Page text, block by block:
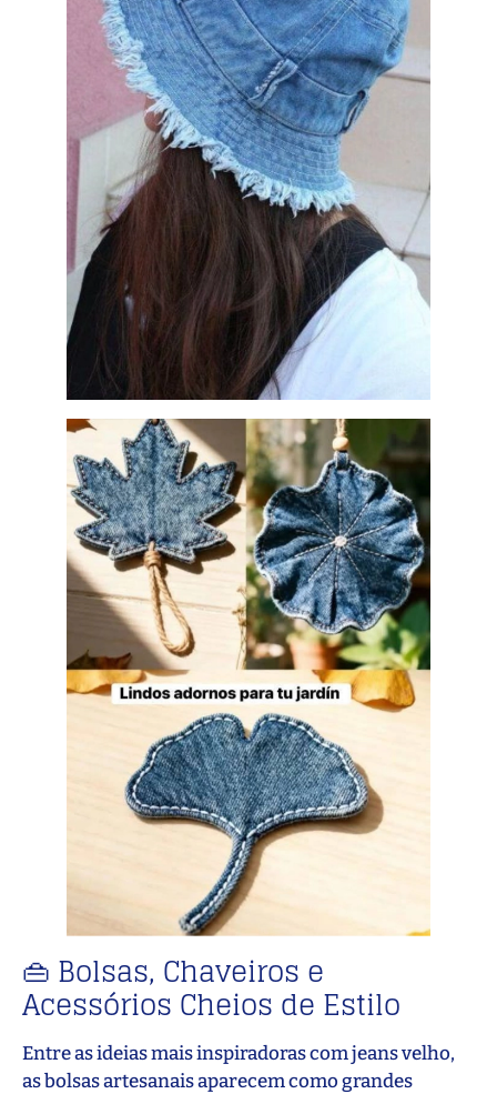
👜 Bolsas, Chaveiros e
Acessórios Cheios de Estilo
Entre as ideias mais inspiradoras com jeans velho,
as bolsas artesanais aparecem como grandes